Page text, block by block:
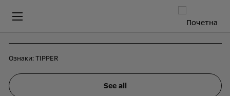
Ознаки:TIPPER
See all